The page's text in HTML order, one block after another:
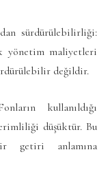
sürdürülebilirliği:
yönetim maliyetleri
değildir.
kullanıldığı
düşüktür. Bu
getiri anlamına